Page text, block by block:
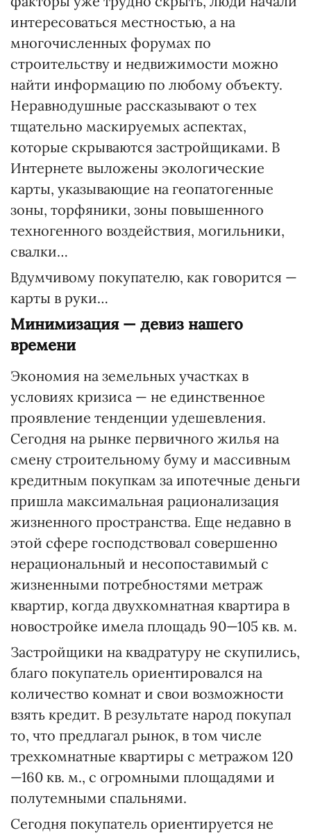
интересоваться местностью, а на
многочисленных форумах по
строительству и недвижимости можно
найти информацию по любому объекту.
Неравнодушные рассказывают о тех
тщательно маскируемых аспектах,
которые скрываются застройщиками. В
Интернете выложены экологические
карты, указывающие на геопатогенные
зоны, торфяники, зоны повышенного
техногенного воздействия, могильники,
свалки…
Вдумчивому покупателю, как говорится —
карты в руки…
Минимизация — девиз нашего
времени
Экономия на земельных участках в
условиях кризиса — не единственное
проявление тенденции удешевления.
Сегодня на рынке первичного жилья на
смену строительному буму и массивным
кредитным покупкам за ипотечные деньги
пришла максимальная рационализация
жизненного пространства. Еще недавно в
этой сфере господствовал совершенно
нерациональный и несопоставимый с
жизненными потребностями метраж
квартир, когда двухкомнатная квартира в
новостройке имела площадь 90—105 кв. м.
Застройщики на квадратуру не скупились,
благо покупатель ориентировался на
количество комнат и свои возможности
взять кредит. В результате народ покупал
то, что предлагал рынок, в том числе
трехкомнатные квартиры с метражом 120
—160 кв. м., с огромными площадями и
полутемными спальнями.
Сегодня покупатель ориентируется не